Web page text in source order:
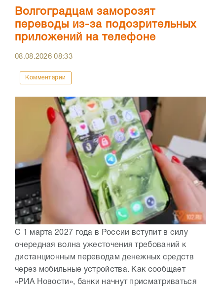
Волгоградцам заморозят
переводы из-за подозрительных
приложений на телефоне
08.08.202608:33
Комментарии
С 1 марта 2027 года в России вступит в силу
очередная волна ужесточения требований к
дистанционным переводам денежных средств
через мобильные устройства. Как сообщает
«РИА Новости», банки начнут присматриваться